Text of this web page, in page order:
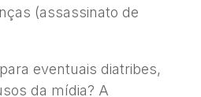
(assassinato de
eventuais diatribes,
da mídia? A